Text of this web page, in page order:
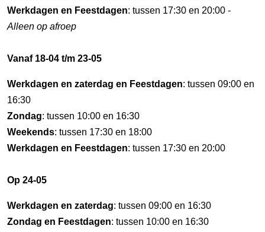
Werkdagen en Feestdagen: tussen 17:30 en 20:00 -
Alleen op afroep
Vanaf 18-04 t/m 23-05
Werkdagen en zaterdag en Feestdagen: tussen 09:00 en
16:30
Zondag: tussen 10:00 en 16:30
Weekends: tussen 17:30 en 18:00
Werkdagen en Feestdagen: tussen 17:30 en 20:00
Op 24-05
Werkdagen en zaterdag: tussen 09:00 en 16:30
Zondag en Feestdagen: tussen 10:00 en 16:30